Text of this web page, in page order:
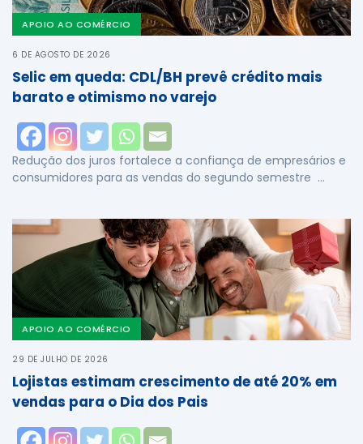
APOIO AO COMÉRCIO
6 DE AGOSTO DE 2026
Selic em queda: CDL/BH prevê crédito mais
barato e otimismo no varejo
Redução dos juros fortalece a confiança de empresários e
consumidores para as vendas do segundo semestre …
APOIO AO COMÉRCIO
29 DE JULHO DE 2026
Lojistas estimam crescimento de até 20% em
vendas para o Dia dos Pais